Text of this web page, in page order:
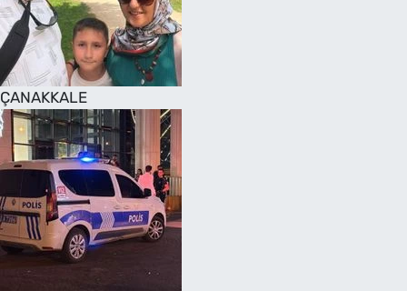
ÇANAKKALE
SAĞLIK
TV REHBERİ